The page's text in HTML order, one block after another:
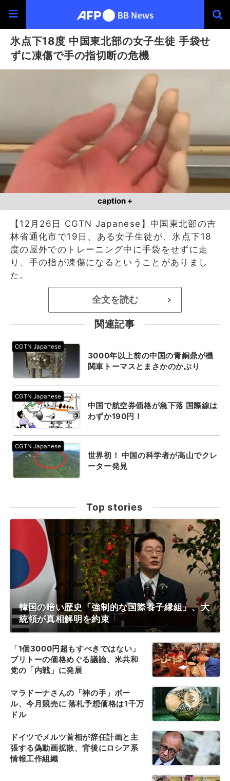
氷点下18度 中国東北部の女子生徒 手袋せ
ずに凍傷で手の指切断の危機
caption +
【12月26日 CGTN Japanese】中国東北部の吉
林省通化市で19日、ある女子生徒が、氷点下18
度の屋外でのトレーニング中に手袋をせずに走
り、手の指が凍傷になるということがありまし
た。
全文を読む >
関連記事
3000年以上前の中国の青銅鼎が機
関車トーマスとまさかのかぶり
中国で航空券価格が急下落 国際線は
わずか190円！
世界初！ 中国の科学者が高山でクレ
ーター発見
Top stories
韓国の暗い歴史「強制的な国際養子縁組」、大
統領が真相解明を約束
「1個3000円超もすべきではない」
ブリトーの価格めぐる議論、米共和
党の「内戦」に発展
マラドーナさんの「神の手」ボー
ル、今月競売に 落札予想価格は1千万
ドル
ドイツでメルツ首相が辞任計画と主
張する偽動画拡散、背後にロシア系
情報工作組織